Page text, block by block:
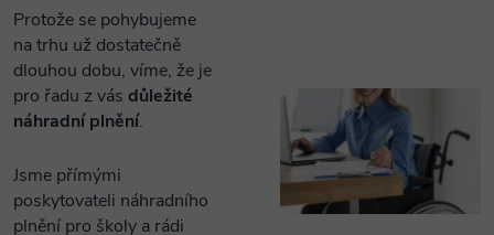
Protože se pohybujeme
na trhu už dostatečně
dlouhou dobu, víme, že je
pro řadu z vás důležité
náhradní plnění.
Jsme přímými
poskytovateli náhradního
plnění pro školy a rádi